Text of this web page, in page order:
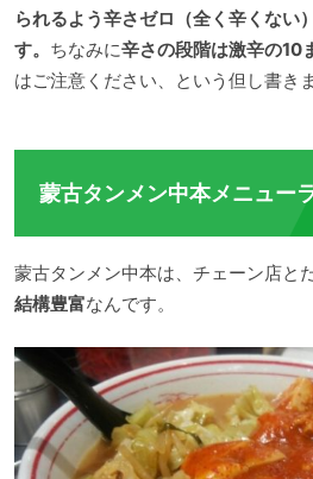
られるよう辛さゼロ（全く辛くない
す。 ちなみに辛さの段階は激辛の10
はご注意ください、という但し書き
蒙古タンメン中本メニュー
蒙古タンメン中本は、チェーン店と
結構豊富なんです。